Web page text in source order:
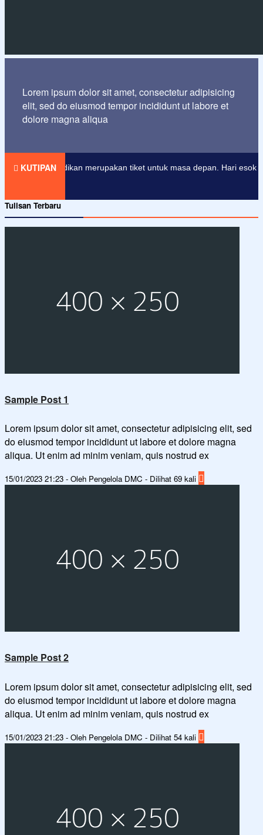
Lorem ipsum dolor sit amet, consectetur adipisicing
elit, sed do eiusmod tempor incididunt ut labore et
dolore magna aliqua
KUTIPAN
Pendidikan merupakan tiket untuk masa depan. Hari esok untuk
Tulisan Terbaru
Sample Post 1
Lorem ipsum dolor sit amet, consectetur adipisicing elit, sed
do eiusmod tempor incididunt ut labore et dolore magna
aliqua. Ut enim ad minim veniam, quis nostrud ex
15/01/2023 21:23 - Oleh Pengelola DMC - Dilihat 69 kali
Sample Post 2
Lorem ipsum dolor sit amet, consectetur adipisicing elit, sed
do eiusmod tempor incididunt ut labore et dolore magna
aliqua. Ut enim ad minim veniam, quis nostrud ex
15/01/2023 21:23 - Oleh Pengelola DMC - Dilihat 54 kali